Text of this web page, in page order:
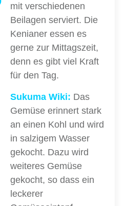
mit verschiedenen
Beilagen serviert. Die
Kenianer essen es
gerne zur Mittagszeit,
denn es gibt viel Kraft
für den Tag.
Sukuma Wiki: Das
Gemüse erinnert stark
an einen Kohl und wird
in salzigem Wasser
gekocht. Dazu wird
weiteres Gemüse
gekocht, so dass ein
leckerer